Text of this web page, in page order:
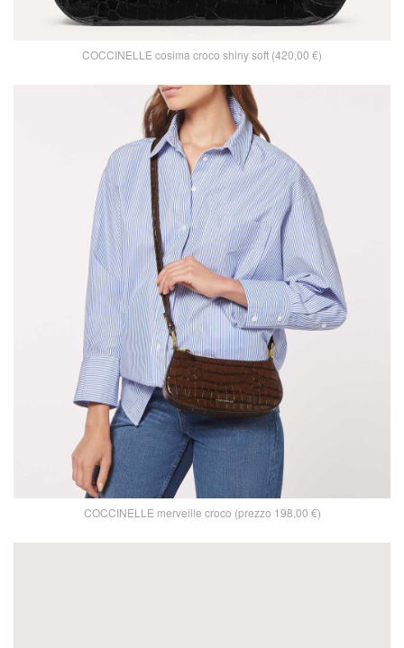
COCCINELLE cosima croco shiny soft (420,00 €)
COCCINELLE merveille croco (prezzo 198,00 €)